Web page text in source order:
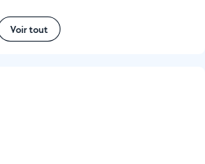
Voir tout